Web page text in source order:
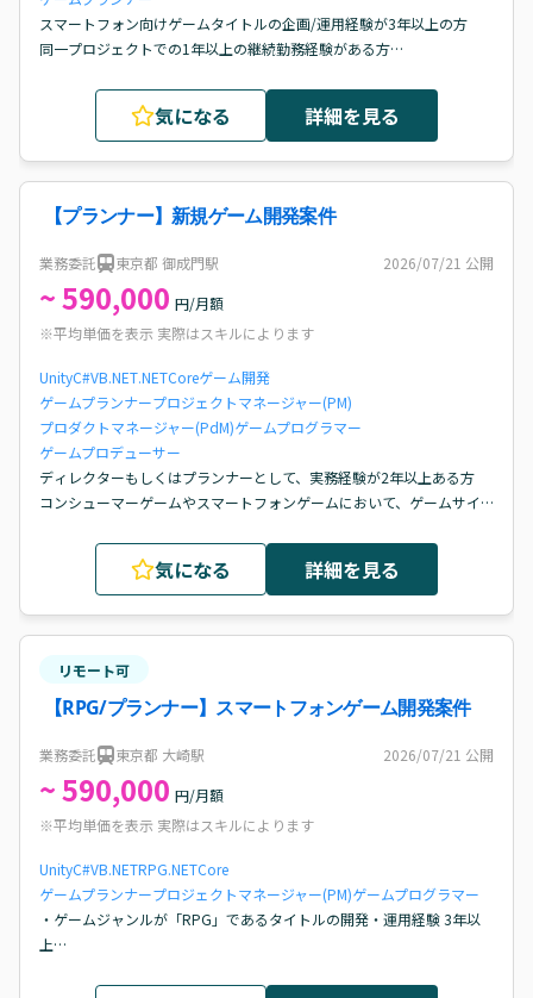
スマートフォン向けゲームタイトルの企画/運用経験が3年以上の方
同一プロジェクトでの1年以上の継続勤務経験がある方
までを完遂した経験がある方
エンジニアやデザイナー等と円滑なコミュニケーション・折衝ができ
気になる 詳細を見る
【プランナー】新規ゲーム開発案件
業務委託 東京都 御成門駅 2026/07/21 公開
~ 590,000 円/月額
※平均単価を表示 実際はスキルによります
UnityC#VB.NET.NETCoreゲーム開発
ゲームプランナープロジェクトマネージャー(PM)
プロダクトマネージャー(PdM)ゲームプログラマー
ゲームプロデューサー
ディレクターもしくはプランナーとして、実務経験が2年以上ある方
コンシューマーゲームやスマートフォンゲームにおいて、ゲームサイ
日本語ネイティブもしくは日本語能力試験N1を取得されている方
気になる 詳細を見る
リモート可
【RPG/プランナー】スマートフォンゲーム開発案件
業務委託 東京都 大崎駅 2026/07/21 公開
~ 590,000 円/月額
※平均単価を表示 実際はスキルによります
UnityC#VB.NETRPG.NETCore
ゲームプランナープロジェクトマネージャー(PM)ゲームプログラマー
・ゲームジャンルが「RPG」であるタイトルの開発・運用経験 3年以
上
ウザゲーム除く）